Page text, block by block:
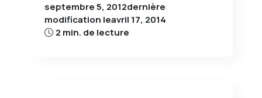
septembre 5, 2012dernière
modification leavril 17, 2014
2 min. de lecture